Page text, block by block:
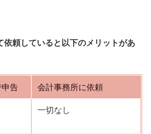
頼していると以下のメリットがあ
申告 会計事務所に依頼
一切なし